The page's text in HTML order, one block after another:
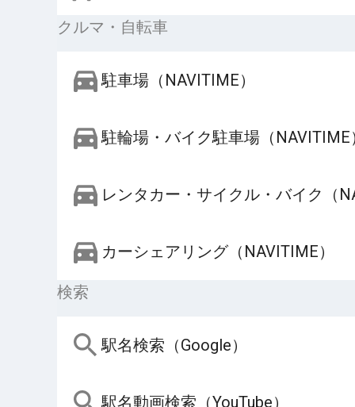
クルマ・自転車
駐車場（NAVITIME）
駐輪場・バイク駐車場（NAVITIME
レンタカー・サイクル・バイク（
カーシェアリング（NAVITIME）
検索
駅名検索（Google）
駅名動画検索（YouTube）